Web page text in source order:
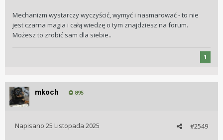
Mechanizm wystarczy wyczyścić, wymyć i nasmarować - to nie
jest czarna magia i całą wiedzę o tym znajdziesz na forum.
Możesz to zrobić sam dla siebie..
1
mkoch 895
#2549
Napisano 25 Listopada 2025